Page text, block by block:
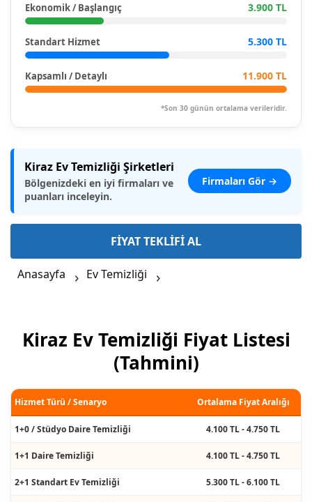
Ekonomik / Başlangıç 3.900 TL
Standart Hizmet 5.300 TL
Kapsamlı / Detaylı 11.900 TL
*Son 30 günün ortalama verileridir.
Kiraz Ev Temizliği Şirketleri
Bölgenizdeki en iyi firmaları ve
puanları inceleyin.
Firmaları Gör →
FİYAT TEKLİFİ AL
Anasayfa Ev Temizliği
Kiraz Ev Temizliği Fiyat Listesi
(Tahmini)
Hizmet Türü / Senaryo Ortalama Fiyat Aralığı
1+0 / Stüdyo Daire Temizliği 4.100 TL - 4.750 TL
1+1 Daire Temizliği 4.100 TL - 4.750 TL
2+1 Standart Ev Temizliği 5.300 TL - 6.100 TL